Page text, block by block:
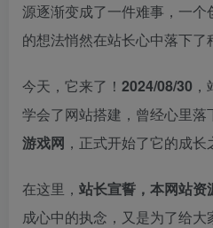
源逐渐变成了一件难事，一
的想法悄然在站长心中落下了
今天，它来了！ 2024/08/30
学会了网站搭建，曾经心里落
游戏网 ，正式开始了它的成长
在这里， 站长宣誓，本网站资
成心中的执念，又是为了给